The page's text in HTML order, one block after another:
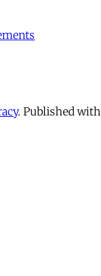
. Published with